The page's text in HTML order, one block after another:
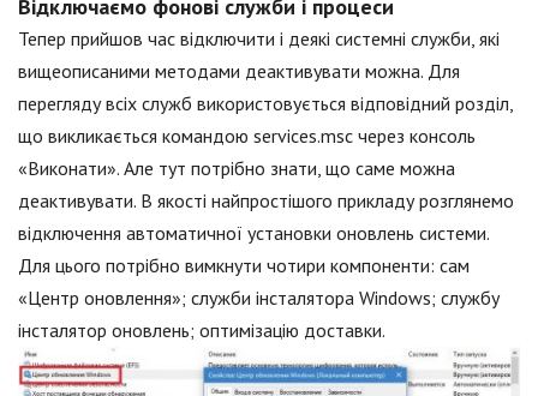
Відключаємо фонові служби і процеси
Тепер прийшов час відключити і деякі системні служби, які
вищеописаними методами деактивувати можна. Для
перегляду всіх служб використовується відповідний розділ,
що викликається командою services.msc через консоль
«Виконати». Але тут потрібно знати, що саме можна
деактивувати. В якості найпростішого прикладу розглянемо
відключення автоматичної установки оновлень системи.
Для цього потрібно вимкнути чотири компоненти: сам
«Центр оновлення»; служби інсталятора Windows; службу
інсталятор оновлень; оптимізацію доставки.